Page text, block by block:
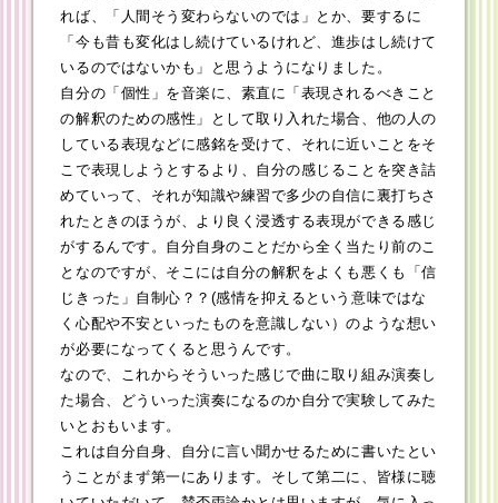
れば、「人間そう変わらないのでは」とか、要するに
「今も昔も変化はし続けているけれど、進歩はし続けて
いるのではないかも」と思うようになりました。
自分の「個性」を音楽に、素直に「表現されるべきこと
の解釈のための感性」として取り入れた場合、他の人の
している表現などに感銘を受けて、それに近いことをそ
こで表現しようとするより、自分の感じることを突き詰
めていって、それが知識や練習で多少の自信に裏打ちさ
れたときのほうが、より良く浸透する表現ができる感じ
がするんです。自分自身のことだから全く当たり前のこ
となのですが、そこには自分の解釈をよくも悪くも「信
じきった」自制心？？(感情を抑えるという意味ではな
く心配や不安といったものを意識しない）のような想い
が必要になってくると思うんです。
なので、これからそういった感じで曲に取り組み演奏し
た場合、どういった演奏になるのか自分で実験してみた
いとおもいます。
これは自分自身、自分に言い聞かせるために書いたとい
うことがまず第一にあります。そして第二に、皆様に聴